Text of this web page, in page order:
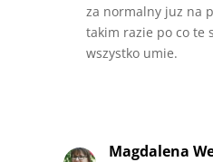
za normalny juz na
takim razie po co te
wszystko umie.
Magdalena